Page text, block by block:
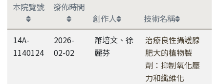
本院覽號
發佈時間
創作人
技術名稱
14A-
1140124
2026-
02-02
蕭培文、徐
麗芬
治療良性攝護腺
肥大的植物製
劑：抑制氧化壓
力和纖維化